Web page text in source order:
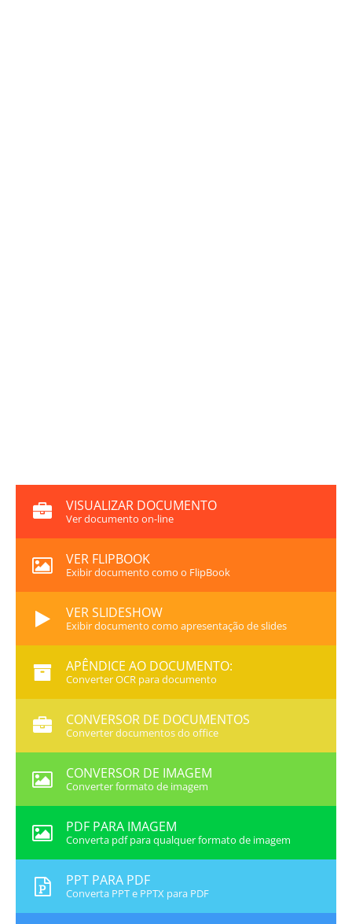
VISUALIZAR DOCUMENTO
Ver documento on-line
VER FLIPBOOK
Exibir documento como o FlipBook
VER SLIDESHOW
Exibir documento como apresentação de slides
APÊNDICE AO DOCUMENTO:
Converter OCR para documento
CONVERSOR DE DOCUMENTOS
Converter documentos do office
CONVERSOR DE IMAGEM
Converter formato de imagem
PDF PARA IMAGEM
Converta pdf para qualquer formato de imagem
PPT PARA PDF
Converta PPT e PPTX para PDF